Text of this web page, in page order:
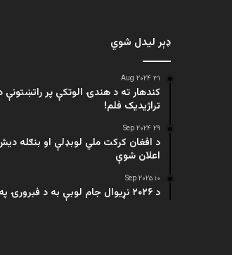
ډېر لیدل شوي
۳۱ Aug ۲۰۲۴
کندهار ته د هندۍ الوتکې پر
تراژيديک فلم!
۲۹ Sep ۲۰۲۴
د افغان کرکت ملي لوبډلې او بنګله
اعلان شوې
۱۰ Sep ۲۰۲۵
د ۲۰۲۶ نړیوال جام لوبې به د فبرورۍ په ۷مه پیل شي